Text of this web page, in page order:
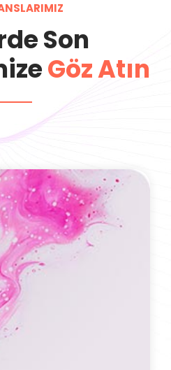
Son
Göz Atın